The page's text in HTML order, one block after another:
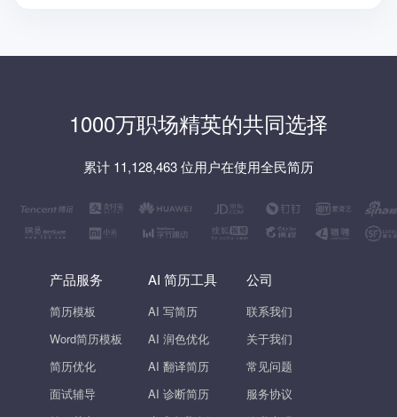
1000万职场精英的共同选择
累计 11,128,463 位用户在使用全民简历
产品服务
简历模板
Word简历模板
简历优化
面试辅导
AI 简历工具
AI 写简历
AI 润色优化
AI 翻译简历
AI 诊断简历
公司
联系我们
关于我们
常见问题
服务协议